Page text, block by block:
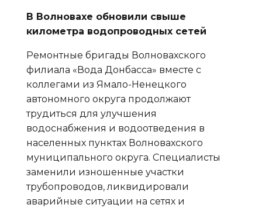
В Волновахе обновили свыше
километра водопроводных сетей
Ремонтные бригады Волновахского
филиала «Вода Донбасса» вместе с
коллегами из Ямало-Ненецкого
автономного округа продолжают
трудиться для улучшения
водоснабжения и водоотведения в
населенных пунктах Волновахского
муниципального округа. Специалисты
заменили изношенные участки
трубопроводов, ликвидировали
аварийные ситуации на сетях и